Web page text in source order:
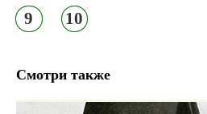
9 10
Смотри также